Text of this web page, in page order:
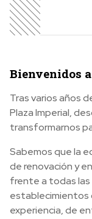
Bienvenidos
Tras varios años
Plaza Imperial,
transformarnos
Sabemos que la
de renovación y
frente a todas las
establecimientos
experiencia, de